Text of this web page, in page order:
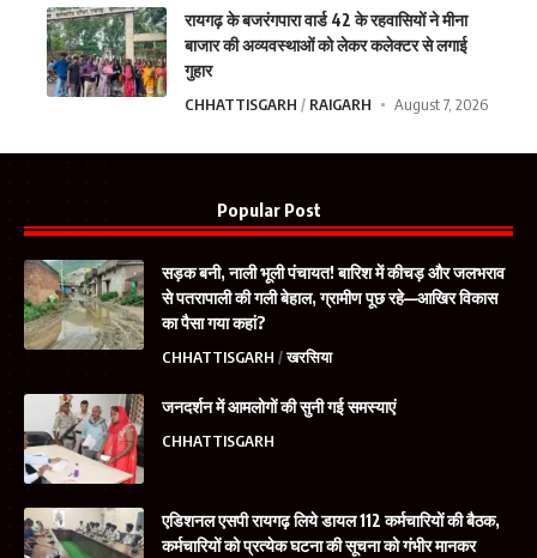
रायगढ़ के बजरंगपारा वार्ड 42 के रहवासियों ने मीना
बाजार की अव्यवस्थाओं को लेकर कलेक्टर से लगाई
गुहार
CHHATTISGARH RAIGARH August 7, 2026
Popular Post
सड़क बनी, नाली भूली पंचायत! बारिश में कीचड़ और जलभराव
से पतरापाली की गली बेहाल, ग्रामीण पूछ रहे—आखिर विकास
का पैसा गया कहां?
CHHATTISGARH खरसिया
जनदर्शन में आमलोगों की सुनी गई समस्याएं
CHHATTISGARH
एडिशनल एसपी रायगढ़ लिये डायल 112 कर्मचारियों की बैठक,
कर्मचारियों को प्रत्येक घटना की सूचना को गंभीर मानकर